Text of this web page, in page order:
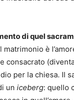
di quel
è
consacrato
per la chiesa. Il
un iceberg: quello